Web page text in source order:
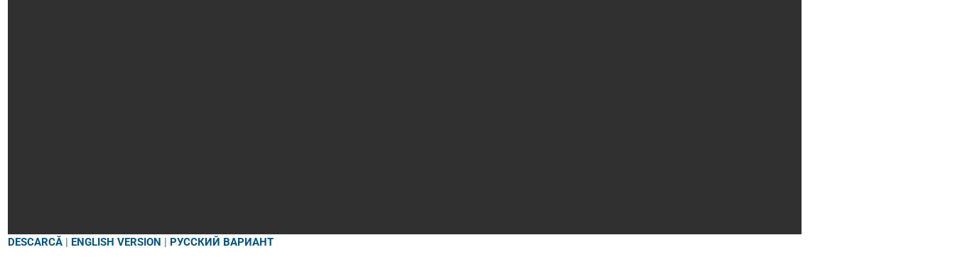
DESCARCĂ ENGLISH VERSION РУССКИЙ ВАРИАНТ